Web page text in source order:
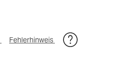
Fehlerhinweis